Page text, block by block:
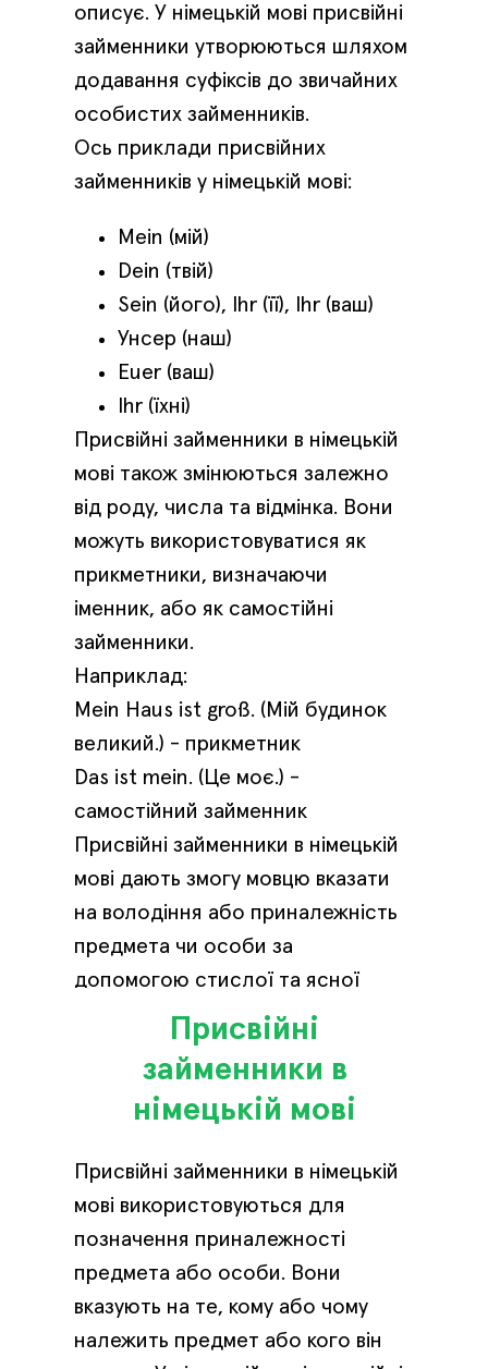
описує. У німецькій мові присвійні
займенники утворюються шляхом
додавання суфіксів до звичайних
особистих займенників.
Ось приклади присвійних
займенників у німецькій мові:
Mein (мій)
Dein (твій)
Sein (його), Ihr (її), Ihr (ваш)
Унсер (наш)
Euer (ваш)
Ihr (їхні)
Присвійні займенники в німецькій
мові також змінюються залежно
від роду, числа та відмінка. Вони
можуть використовуватися як
прикметники, визначаючи
іменник, або як самостійні
займенники.
Наприклад:
Mein Haus ist groß. (Мій будинок
великий.) - прикметник
Das ist mein. (Це моє.) -
самостійний займенник
Присвійні займенники в німецькій
мові дають змогу мовцю вказати
на володіння або приналежність
предмета чи особи за
допомогою стислої та ясної
Присвійні
займенники в
німецькій мові
Присвійні займенники в німецькій
мові використовуються для
позначення приналежності
предмета або особи. Вони
вказують на те, кому або чому
належить предмет або кого він